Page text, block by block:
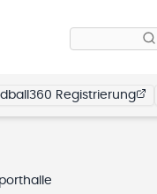
Registrierung